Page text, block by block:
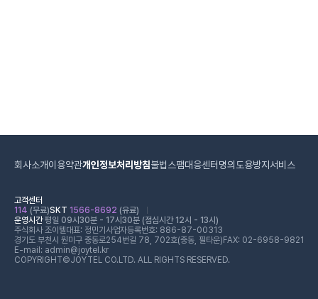
회사소개이용약관개인정보처리방침불법스팸대응센터 명의도용방지서비스
고객센터
114 (무료)SKT 1566-8692 (유료)
운영시간평일 09시30분 - 17시30분 (점심시간 12시 - 13시)
주식회사 조이텔대표: 정민기 사업자등록번호: 886-87-00313
경기도 부천시 원미구 중동로254번길 78, 702호(중동, 필타운) FAX: 02-6958-9821
E-mail: admin@joytel.kr
COPYRIGHT©JOYTEL CO.LTD. ALL RIGHTS RESERVED.